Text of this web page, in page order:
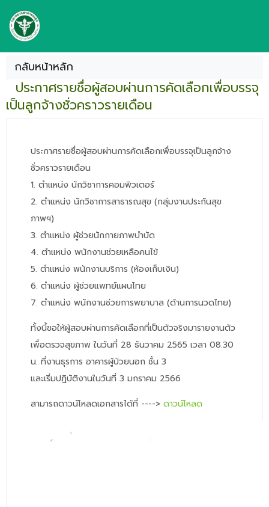
กลับหน้าหลัก
ประกาศรายชื่อผู้สอบผ่านการคัดเลือกเพื่อบรรจุ
เป็นลูกจ้างชั่วคราวรายเดือน
ประกาศรายชื่อผู้สอบผ่านการคัดเลือกเพื่อบรรจุเป็นลูกจ้าง
ชั่วคราวรายเดือน
1. ตำแหน่ง นักวิชาการคอมพิวเตอร์
2. ตำแหน่ง นักวิชาการสาธารณสุข (กลุ่มงานประกันสุข
ภาพฯ)
3. ตำแหน่ง ผู้ช่วยนักกายภาพบำบัด
4. ตำแหน่ง พนักงานช่วยเหลือคนไข้
5. ตำแหน่ง พนักงานบริการ (ห้องเก็บเงิน)
6. ตำแหน่ง ผู้ช่วยแพทย์แผนไทย
7. ตำแหน่ง พนักงานช่วยการพยาบาล (ด้านการนวดไทย)
ทั้งนี้ขอให้ผู้สอบผ่านการคัดเลือกที่เป็นตัวจริงมารายงานตัว
เพื่อตรวจสุขภาพ ในวันที่ 28 ธันวาคม 2565 เวลา 08.30
น. ที่งานธุรการ อาคารผู้ป่วยนอก ชั้น 3
และเริ่มปฏิบัติงานในวันที่ 3 มกราคม 2566
สามารถดาวน์โหลดเอกสารได้ที่ ----> ดาวน์โหลด